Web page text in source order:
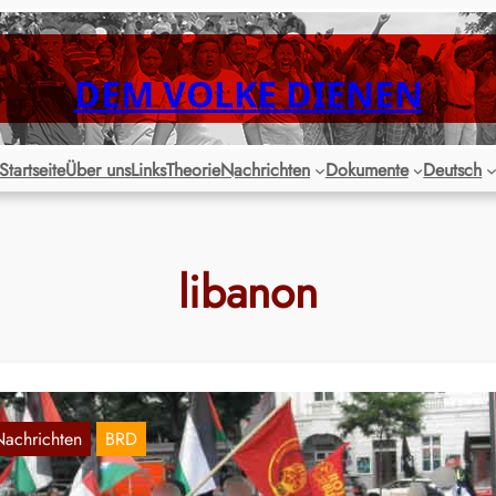
DEM VOLKE DIENEN
StartseiteÜber unsLinksTheorieNachrichten Dokumente Deutsch
libanon
BRD